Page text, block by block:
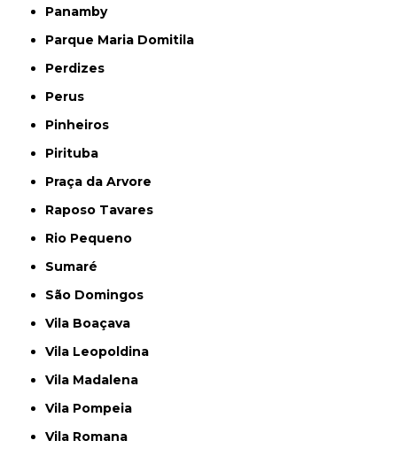
Panamby
Parque Maria Domitila
Perdizes
Perus
Pinheiros
Pirituba
Praça da Arvore
Raposo Tavares
Rio Pequeno
Sumaré
São Domingos
Vila Boaçava
Vila Leopoldina
Vila Madalena
Vila Pompeia
Vila Romana